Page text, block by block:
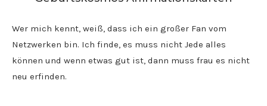
Wer mich kennt, weiß, dass ich ein großer Fan vom
Netzwerken bin. Ich finde, es muss nicht Jede alles
können und wenn etwas gut ist, dann muss frau es nicht
neu erfinden.